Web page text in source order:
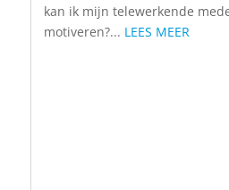
kan ik mijn telewerkende
motiveren?... LEES MEER